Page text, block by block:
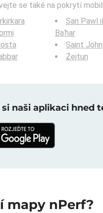
se také na pokrytí
San Pawl
Baħar
Saint John
Żejtun
naši aplikaci hned
mapy nPerf?